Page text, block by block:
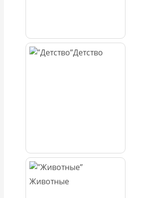
Детство
Животные